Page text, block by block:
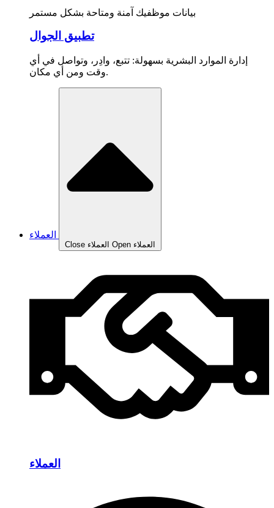
بيانات موظفيك آمنة ومتاحة بشكل مستمر
تطبيق الجوال
إدارة الموارد البشرية بسهولة: تتبع، وادِر، وتواصل في أي
وقت ومن أي مكان.
Close العملاء Open العملاء
العملاء